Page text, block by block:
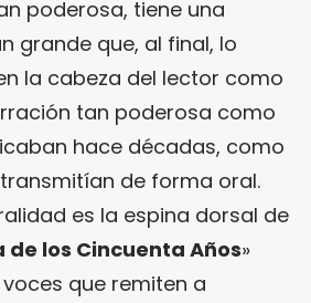
poderosa, tiene una
grande que, al final, lo
la cabeza del lector como
tan poderosa como
hace décadas, como
de forma oral.
es la espina dorsal de
de los Cincuenta Años»
que remiten a